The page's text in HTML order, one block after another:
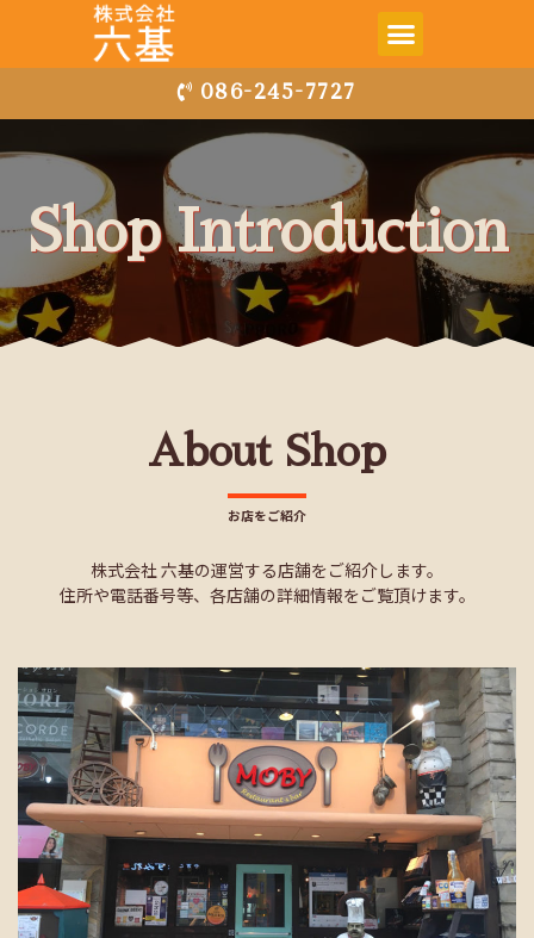
086-245-7727
Shop Introduction
About Shop
お店をご紹介
株式会社 六基の運営する店舗をご紹介します。
住所や電話番号等、各店舗の詳細情報をご覧頂けます。